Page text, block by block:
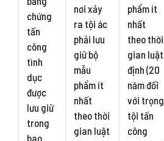
chứng
tấn
công
tình
dục
được
lưu giữ
trong
bao
nơi xảy
ra tội ác
phải lưu
giữ bộ
mẫu
phẩm ít
nhất
theo thời
gian luật
phẩm ít
nhất
theo thời
gian luật
định (20
năm đối
với trọng
tội tấn
công